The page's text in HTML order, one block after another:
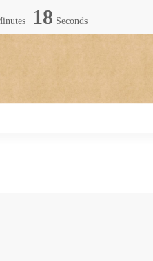
17 Seconds